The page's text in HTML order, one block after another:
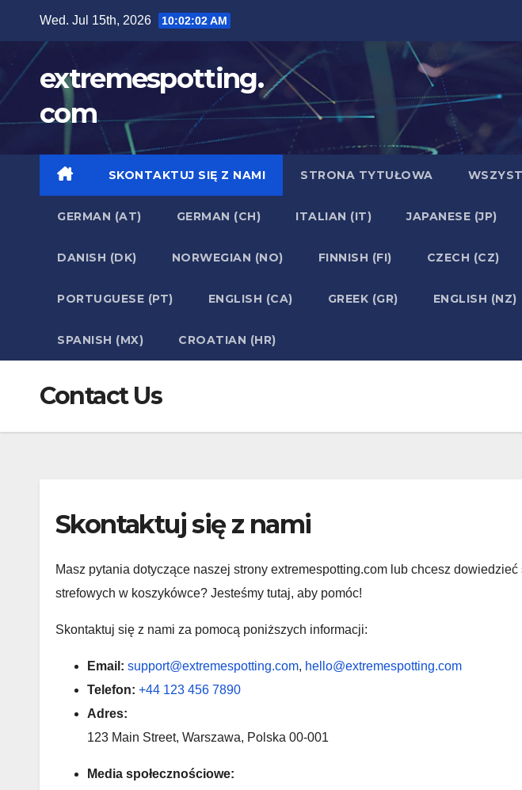
content
Wed. Jul 15th, 2026 10:02:02 AM
extremespotting.
com
SKONTAKTUJ SIĘ Z NAMI STRONA TYTUŁOWA
GERMAN (AT) GERMAN (CH) ITALIAN (IT) JAPANESE (JP)
DANISH (DK) NORWEGIAN (NO) FINNISH (FI) CZECH (CZ)
PORTUGUESE (PT) ENGLISH (CA) GREEK (GR) ENGLISH (NZ)
SPANISH (MX) CROATIAN (HR)
Contact Us
Skontaktuj się z nami
Masz pytania dotyczące naszej strony extremespotting.com lub chcesz
strefowych w koszykówce? Jesteśmy tutaj, aby pomóc!
Skontaktuj się z nami za pomocą poniższych informacji:
Email: support@extremespotting.com, hello@extremespotting.com
Telefon: +44 123 456 7890
Adres:
123 Main Street, Warszawa, Polska 00-001
Media społecznościowe: